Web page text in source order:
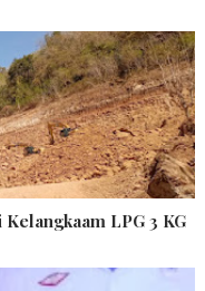
LPG 3 KG